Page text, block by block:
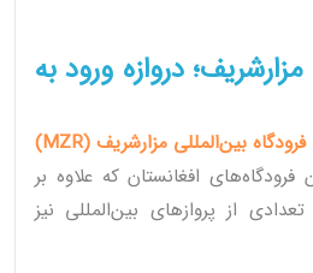
دروازه ورود به
فرودگاه بین‌المللی مزارشریف (MZR)
افغانستان که علاوه بر
از پروازهای بین‌المللی نیز